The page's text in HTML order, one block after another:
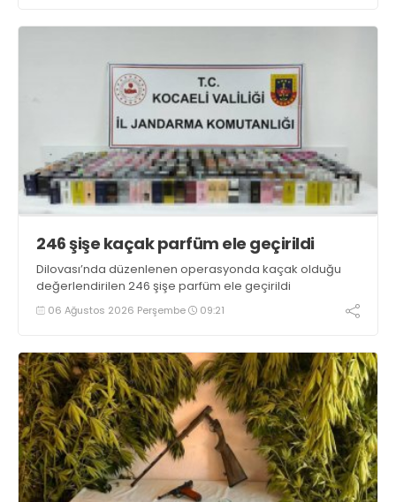
246 şişe kaçak parfüm ele geçirildi
Dilovası’nda düzenlenen operasyonda kaçak olduğu
değerlendirilen 246 şişe parfüm ele geçirildi
06 Ağustos 2026 Perşembe 09:21